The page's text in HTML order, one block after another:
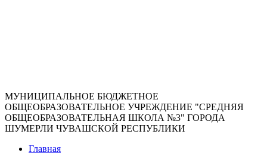
МУНИЦИПАЛЬНОЕ БЮДЖЕТНОЕ
ОБЩЕОБРАЗОВАТЕЛЬНОЕ УЧРЕЖДЕНИЕ "СРЕДНЯЯ
ОБЩЕОБРАЗОВАТЕЛЬНАЯ ШКОЛА №3" ГОРОДА
ШУМЕРЛИ ЧУВАШСКОЙ РЕСПУБЛИКИ
Главная